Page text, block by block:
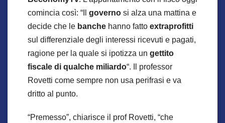
comincia così: “Il governo si alza una mattina e
decide che le banche hanno fatto extraprofitti
sul differenziale degli interessi ricevuti e pagati,
ragione per la quale si ipotizza un gettito
fiscale di qualche miliardo“. Il professor
Rovetti come sempre non usa perifrasi e va
dritto al punto.
“Premesso”, chiarisce il prof Rovetti, “che